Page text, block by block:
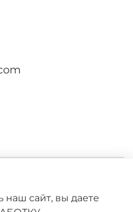
наш сайт, вы даете